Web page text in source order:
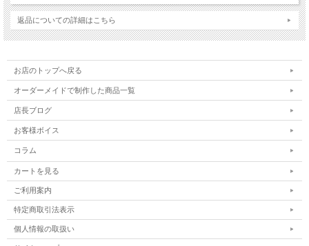
返品についての詳細はこちら
お店のトップへ戻る
オーダーメイドで制作した商品一覧
店長ブログ
お客様ボイス
コラム
カートを見る
ご利用案内
特定商取引法表示
個人情報の取扱い